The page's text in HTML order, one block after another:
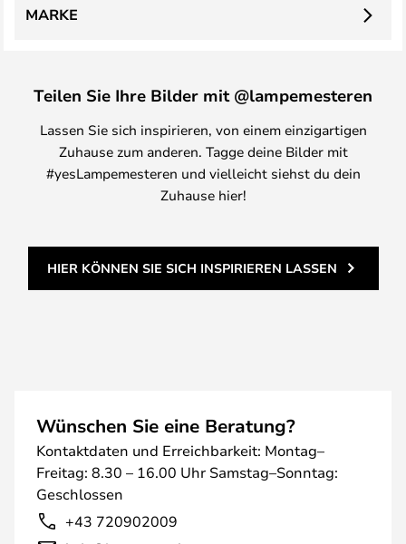
MARKE
Teilen Sie Ihre Bilder mit @lampemesteren
Lassen Sie sich inspirieren, von einem einzigartigen
Zuhause zum anderen. Tagge deine Bilder mit
#yesLampemesteren und vielleicht siehst du dein
Zuhause hier!
HIER KÖNNEN SIE SICH INSPIRIEREN LASSEN
Wünschen Sie eine Beratung?
Kontaktdaten und Erreichbarkeit: Montag–
Freitag: 8.30 – 16.00 Uhr Samstag–Sonntag:
Geschlossen
+43 720902009